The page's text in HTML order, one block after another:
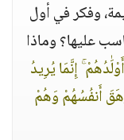
وفكر في أول
عليها؟ وماذا
إِنَّمَا يُرِيدُ
أَنفُسُهُمْ وَهُمْ